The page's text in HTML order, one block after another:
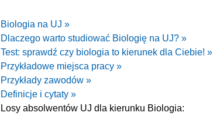
Biologia na UJ »
Dlaczego warto studiować Biologię na UJ? »
Test: sprawdź czy biologia to kierunek dla Ciebie! »
Przykładowe miejsca pracy »
Przykłady zawodów »
Definicje i cytaty »
Losy absolwentów UJ dla kierunku Biologia: